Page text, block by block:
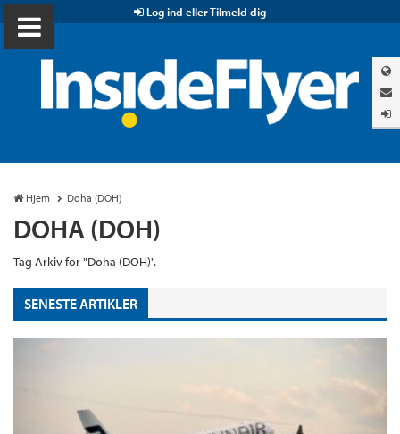
Log ind eller Tilmeld dig
Hjem Doha (DOH)
DOHA (DOH)
Tag Arkiv for "Doha (DOH)".
SENESTE ARTIKLER